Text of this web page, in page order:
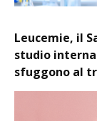
Leucemie, il
studio
sfuggono al